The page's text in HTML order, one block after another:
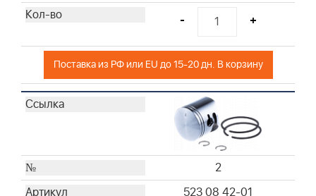
- +
Поставка из РФ или EU до 15-20 дн. В корзину
2
523 08 42-01